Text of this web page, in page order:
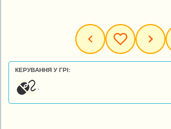
КЕРУВАННЯ У ГРІ: